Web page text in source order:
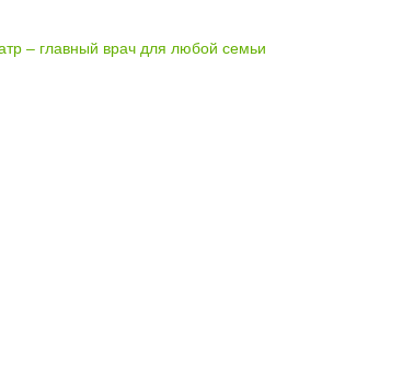
– главный врач для любой семьи